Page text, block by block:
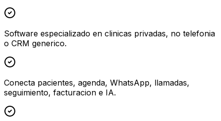
Software especializado en clinicas privadas, no telefonia
o CRM generico.
Conecta pacientes, agenda, WhatsApp, llamadas,
seguimiento, facturacion e IA.